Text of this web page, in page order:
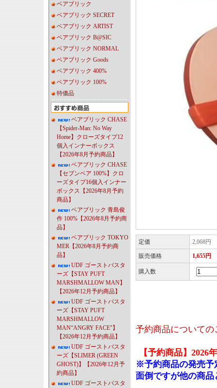
ベアブリック
ベアブリック SECRET
ベアブリック ARTIST
ベアブリック B@SIC
ベアブリック NORMAL
ベアブリック Goods
ベアブリック 400%
ベアブリック 100%
特価品
ベアブリック CHASE
【Spider-Man: No Way
Home】クローズタイプ12
個入インナーボックス
【2026年8月予約商品】
ベアブリック CHASE
【セブンベア 100%】クロ
ーズタイプ16個入インナー
ボックス【2026年8月予約
商品】
ベアブリック 青島俊
作 100%【2026年8月予約商
品】
ベアブリック TOKYO
MER【2026年8月予約商
品】
UDF ゴーストバスタ
ーズ【STAY PUFT
MARSHMALLOW MAN】
【2026年12月予約商品】
UDF ゴーストバスタ
ーズ【STAY PUFT
MARSHMALLOW
MAN“ANGRY FACE"】
【2026年12月予約商品】
UDF ゴーストバスタ
ーズ【SLIMER (GREEN
GHOST)】【2026年12月予
約商品】
UDF ゴーストバスタ
定価 2,068円
販売価格 1,655円
購入数
予約商品についての
【予約商品】2026
※予約商品の発売予
面倒ですが他の商